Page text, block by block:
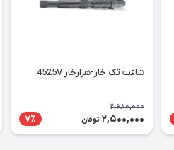
شافت تک خار-هزارخار 4525V
2,680,000
2,500,000 تومان 7٪